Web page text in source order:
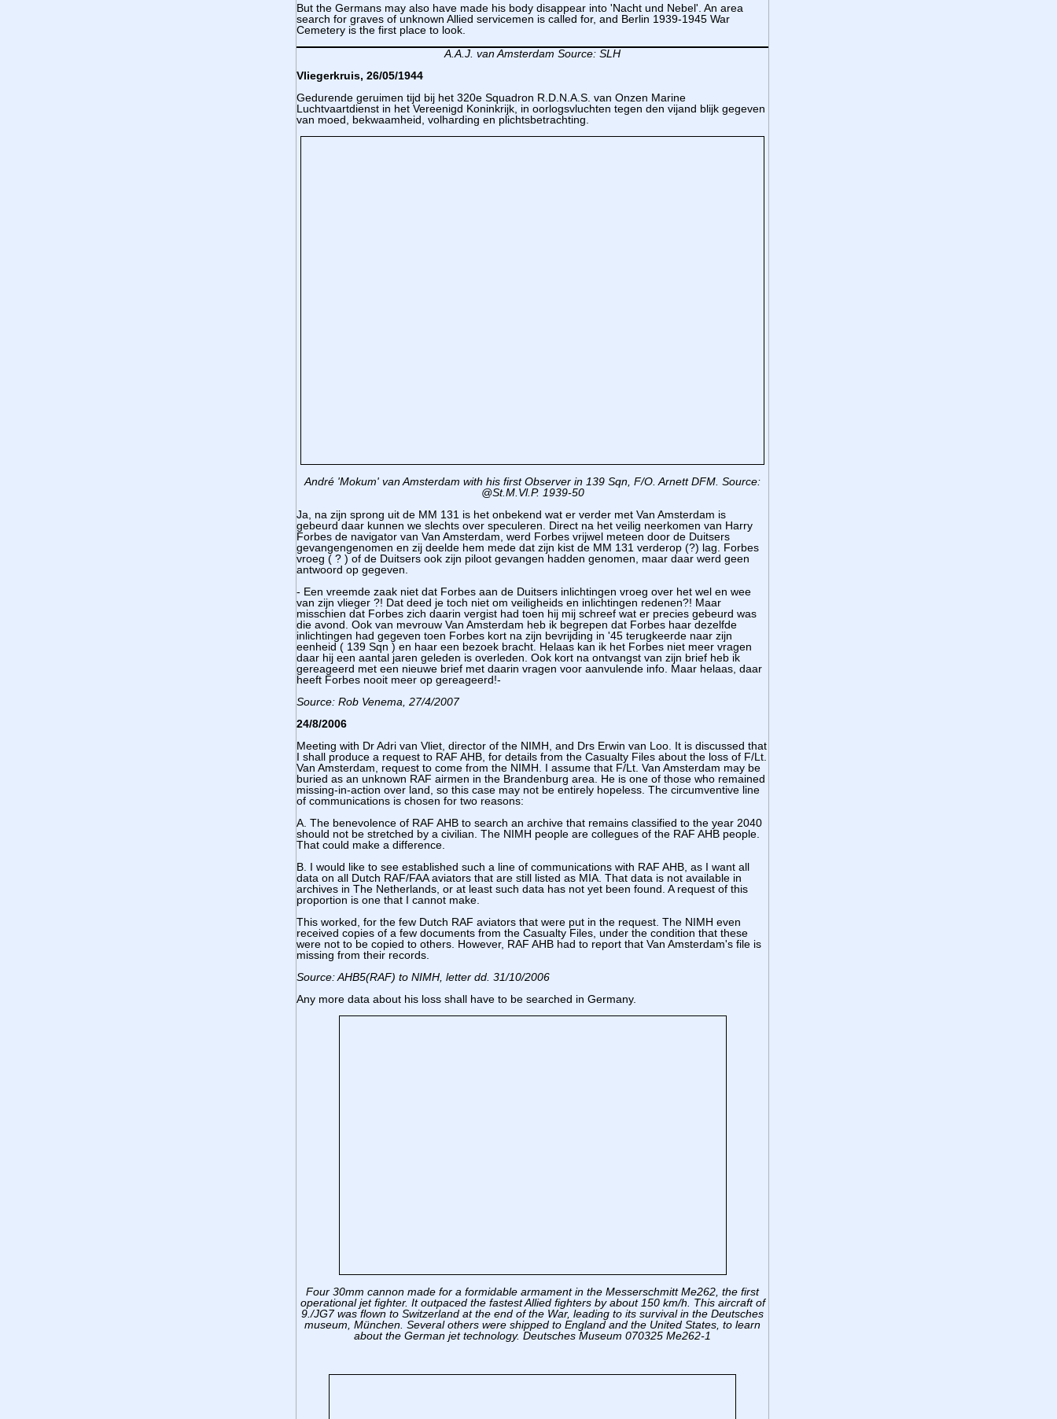
But the Germans may also have made his body disappear into 'Nacht und Nebel'. An area
search for graves of unknown Allied servicemen is called for, and Berlin 1939-1945 War
Cemetery is the first place to look.
A.A.J. van Amsterdam Source: SLH
Vliegerkruis, 26/05/1944
Gedurende geruimen tijd bij het 320e Squadron R.D.N.A.S. van Onzen Marine
Luchtvaartdienst in het Vereenigd Koninkrijk, in oorlogsvluchten tegen den vijand blijk gegeven
van moed, bekwaamheid, volharding en plichtsbetrachting.
André 'Mokum' van Amsterdam with his first Observer in 139 Sqn, F/O. Arnett DFM. Source:
@St.M.Vl.P. 1939-50
Ja, na zijn sprong uit de MM 131 is het onbekend wat er verder met Van Amsterdam is
gebeurd daar kunnen we slechts over speculeren. Direct na het veilig neerkomen van Harry
Forbes de navigator van Van Amsterdam, werd Forbes vrijwel meteen door de Duitsers
gevangengenomen en zij deelde hem mede dat zijn kist de MM 131 verderop (?) lag. Forbes
vroeg ( ? ) of de Duitsers ook zijn piloot gevangen hadden genomen, maar daar werd geen
antwoord op gegeven.
- Een vreemde zaak niet dat Forbes aan de Duitsers inlichtingen vroeg over het wel en wee
van zijn vlieger ?! Dat deed je toch niet om veiligheids en inlichtingen redenen?! Maar
misschien dat Forbes zich daarin vergist had toen hij mij schreef wat er precies gebeurd was
die avond. Ook van mevrouw Van Amsterdam heb ik begrepen dat Forbes haar dezelfde
inlichtingen had gegeven toen Forbes kort na zijn bevrijding in '45 terugkeerde naar zijn
eenheid ( 139 Sqn ) en haar een bezoek bracht. Helaas kan ik het Forbes niet meer vragen
daar hij een aantal jaren geleden is overleden. Ook kort na ontvangst van zijn brief heb ik
gereageerd met een nieuwe brief met daarin vragen voor aanvulende info. Maar helaas, daar
heeft Forbes nooit meer op gereageerd!-
Source: Rob Venema, 27/4/2007
24/8/2006
Meeting with Dr Adri van Vliet, director of the NIMH, and Drs Erwin van Loo. It is discussed that
I shall produce a request to RAF AHB, for details from the Casualty Files about the loss of F/Lt.
Van Amsterdam, request to come from the NIMH. I assume that F/Lt. Van Amsterdam may be
buried as an unknown RAF airmen in the Brandenburg area. He is one of those who remained
missing-in-action over land, so this case may not be entirely hopeless. The circumventive line
of communications is chosen for two reasons:
A. The benevolence of RAF AHB to search an archive that remains classified to the year 2040
should not be stretched by a civilian. The NIMH people are collegues of the RAF AHB people.
That could make a difference.
B. I would like to see established such a line of communications with RAF AHB, as I want all
data on all Dutch RAF/FAA aviators that are still listed as MIA. That data is not available in
archives in The Netherlands, or at least such data has not yet been found. A request of this
proportion is one that I cannot make.
This worked, for the few Dutch RAF aviators that were put in the request. The NIMH even
received copies of a few documents from the Casualty Files, under the condition that these
were not to be copied to others. However, RAF AHB had to report that Van Amsterdam's file is
missing from their records.
Source: AHB5(RAF) to NIMH, letter dd. 31/10/2006
Any more data about his loss shall have to be searched in Germany.
Four 30mm cannon made for a formidable armament in the Messerschmitt Me262, the first
operational jet fighter. It outpaced the fastest Allied fighters by about 150 km/h. This aircraft of
9./JG7 was flown to Switzerland at the end of the War, leading to its survival in the Deutsches
museum, München. Several others were shipped to England and the United States, to learn
about the German jet technology. Deutsches Museum 070325 Me262-1